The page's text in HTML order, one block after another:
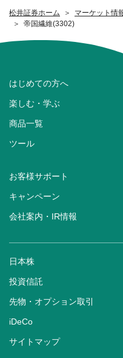
松井証券ホーム
マーケット情
帝国繊維(3302)
はじめての方へ
楽しむ・学ぶ
商品一覧
ツール
お客様サポート
キャンペーン
会社案内・IR情報
日本株
投資信託
先物・オプション取引
iDeCo
サイトマップ